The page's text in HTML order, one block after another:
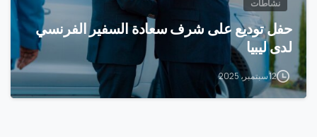
نشاطات
حفل توديع على شرف سعادة السفير الفرنسي
لدى ليبيا
12 سبتمبر، 2025